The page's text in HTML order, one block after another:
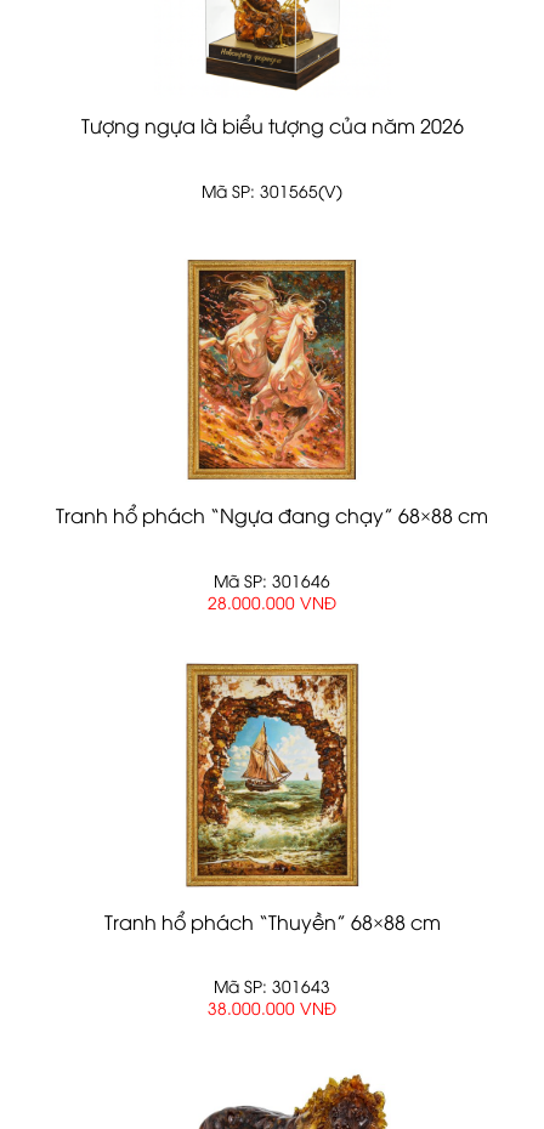
Tượng ngựa là biểu tượng của năm 2026
Mã SP: 301565(V)
Tranh hổ phách “Ngựa đang chạy” 68×88 cm
Mã SP: 301646
28.000.000 VNĐ
Tranh hổ phách “Thuyền” 68×88 cm
Mã SP: 301643
38.000.000 VNĐ